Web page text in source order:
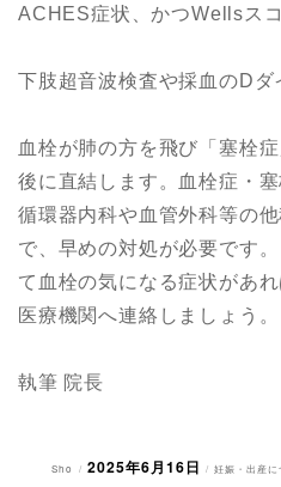
ACHES症状、かつWellsス
下肢超音波検査や採血のDダ
血栓が肺の方を飛び「塞栓
後に直結します。血栓症・
循環器内科や血管外科等の
で、早めの対処が必要です
て血栓の気になる症状があ
医療機関へ連絡しましょう。
執筆 院長
投
Sho
投
2025年6月16日
カ
妊娠・出産に